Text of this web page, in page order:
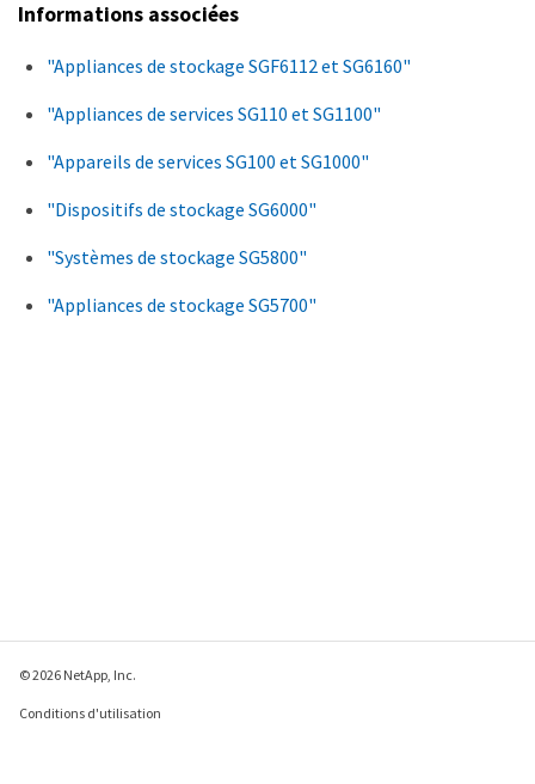
Informations associées
"Appliances de stockage SGF6112 et SG6160"
"Appliances de services SG110 et SG1100"
"Appareils de services SG100 et SG1000"
"Dispositifs de stockage SG6000"
"Systèmes de stockage SG5800"
"Appliances de stockage SG5700"
© 2026 NetApp, Inc.
Conditions d'utilisation